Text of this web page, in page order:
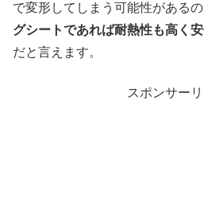
で変形してしまう可能性があるの
グシートであれば耐熱性も高く
だと言えます。
スポンサー